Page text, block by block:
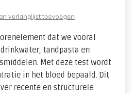
verlanglijst toevoegen
dat we vooral
tandpasta en
Met deze test wordt
in het bloed bepaald. Dit
recente en structurele